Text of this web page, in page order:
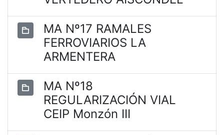
MA Nº17 RAMALES
FERROVIARIOS LA
ARMENTERA
MA Nº18
REGULARIZACIÓN VIAL
CEIP Monzón III